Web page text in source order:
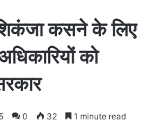
शिकंजा कसने के लिए
को
0 32 1 minute read